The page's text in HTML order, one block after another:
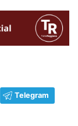
Telegram